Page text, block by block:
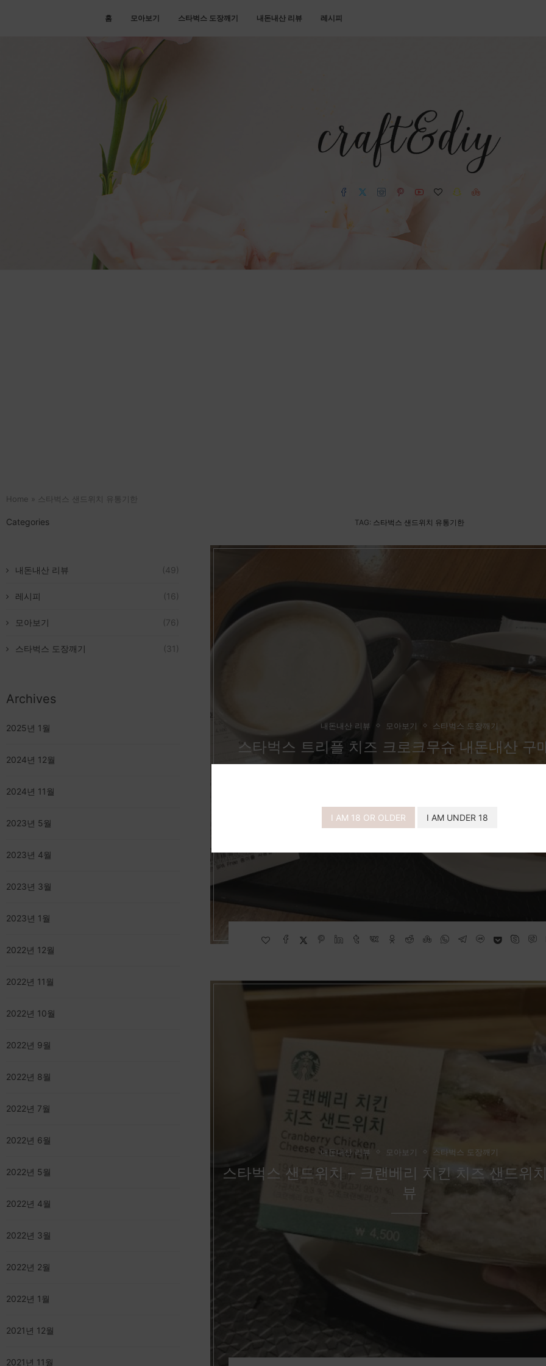
I AM 18 OR OLDER I AM UNDER 18
홈 모아보기 스타벅스 도장깨기 내돈내산 리뷰 레시피
Home » 스타벅스 샌드위치 유통기한
TAG: 스타벅스 샌드위치 유통기한
내돈내산 리뷰 모아보기 스타벅스 도장깨기
스타벅스 트리플 치즈 크로크무슈 내돈내산 구
내돈내산 리뷰 모아보기 스타벅스 도장깨기
스타벅스 샌드위치 – 크랜베리 치킨 치즈 샌드위
뷰
Categories
내돈내산 리뷰 (49)
레시피 (16)
모아보기 (76)
스타벅스 도장깨기 (31)
Archives
2025년 1월
2024년 12월
2024년 11월
2023년 5월
2023년 4월
2023년 3월
2023년 1월
2022년 12월
2022년 11월
2022년 10월
2022년 9월
2022년 8월
2022년 7월
2022년 6월
2022년 5월
2022년 4월
2022년 3월
2022년 2월
2022년 1월
2021년 12월
2021년 11월